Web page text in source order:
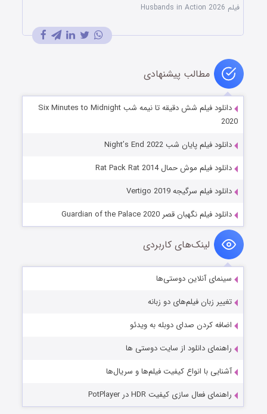
فیلم Husbands in Action 2026
مطالب پیشنهادی
دانلود فیلم شش دقیقه تا نیمه شب Six Minutes to Midnight
2020
دانلود فیلم پایان شب Night’s End 2022
دانلود فیلم موش حمال Rat Pack Rat 2014
دانلود فیلم سرگیجه Vertigo 2019
دانلود فیلم نگهبان قصر Guardian of the Palace 2020
لینک‌های کاربردی
سینمای آنلاین دوستی‌ها
تغییر زبان فیلم‌های دو زبانه
اضافه کردن صدای دوبله به ویدئو
راهنمای دانلود از سایت دوستی ها
آشنایی با انواع کیفیت فیلم‌ها و سریال‌ها
راهنمای فعال سازی کیفیت HDR در PotPlayer